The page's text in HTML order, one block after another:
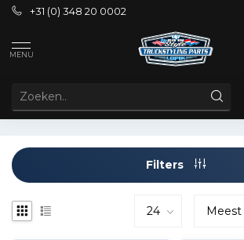
+31 (0) 348 20 0002
MENU
Merken
Filters